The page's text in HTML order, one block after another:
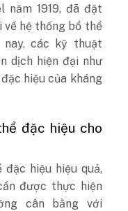
năm 1919, đã đặt
về hệ thống bổ thể
nay, các kỹ thuật
dịch hiện đại như
hiệu của kháng
đặc hiệu cho
hiệu hiệu quả,
được thực hiện
cân bằng với